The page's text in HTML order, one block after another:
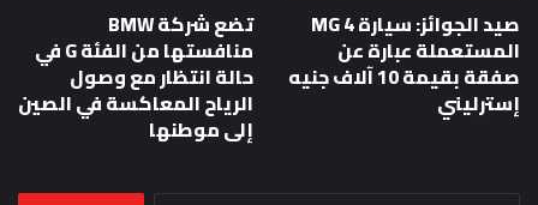
صيد الجوائز: سيارة MG 4
المستعملة عبارة عن
صفقة بقيمة 10 آلاف جنيه
إسترليني
تضع شركة BMW
منافستها من الفئة G في
حالة انتظار مع وصول
الرياح المعاكسة في الصين
إلى موطنها